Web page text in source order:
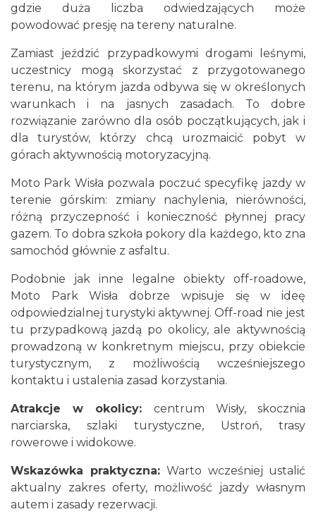
gdzie duża liczba odwiedzających może
powodować presję na tereny naturalne.
Zamiast jeździć przypadkowymi drogami leśnymi,
uczestnicy mogą skorzystać z przygotowanego
terenu, na którym jazda odbywa się w określonych
warunkach i na jasnych zasadach. To dobre
rozwiązanie zarówno dla osób początkujących, jak i
dla turystów, którzy chcą urozmaicić pobyt w
górach aktywnością motoryzacyjną.
Moto Park Wisła pozwala poczuć specyfikę jazdy w
terenie górskim: zmiany nachylenia, nierówności,
różną przyczepność i konieczność płynnej pracy
gazem. To dobra szkoła pokory dla każdego, kto zna
samochód głównie z asfaltu.
Podobnie jak inne legalne obiekty off-roadowe,
Moto Park Wisła dobrze wpisuje się w ideę
odpowiedzialnej turystyki aktywnej. Off-road nie jest
tu przypadkową jazdą po okolicy, ale aktywnością
prowadzoną w konkretnym miejscu, przy obiekcie
turystycznym, z możliwością wcześniejszego
kontaktu i ustalenia zasad korzystania.
Atrakcje w okolicy: centrum Wisły, skocznia
narciarska, szlaki turystyczne, Ustroń, trasy
rowerowe i widokowe.
Wskazówka praktyczna: Warto wcześniej ustalić
aktualny zakres oferty, możliwość jazdy własnym
autem i zasady rezerwacji.